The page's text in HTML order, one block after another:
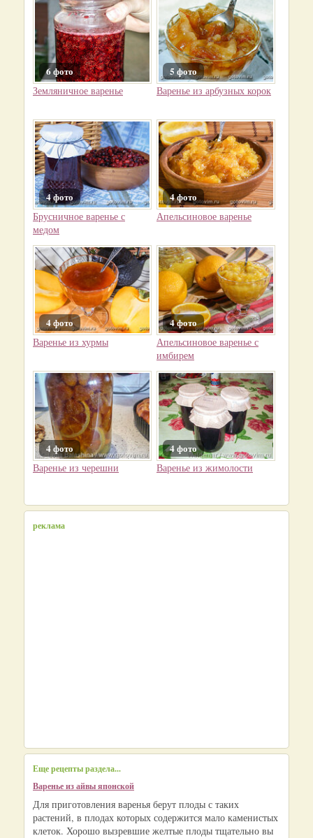
6 фото
Земляничное варенье
5 фото
Варенье из арбузных корок
4 фото
Брусничное варенье с
медом
4 фото
Апельсиновое варенье
4 фото
Варенье из хурмы
4 фото
Апельсиновое варенье с
имбирем
4 фото
Варенье из черешни
4 фото
Варенье из жимолости
реклама
Еще рецепты раздела...
Варенье из айвы японской
Для приготовления варенья берут плоды с таких
растений, в плодах которых содержится мало каменистых
клеток. Хорошо вызревшие желтые плоды тщательно вы